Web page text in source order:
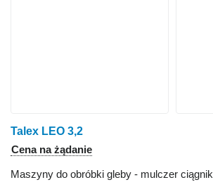
Talex LEO 3,2
Cena na żądanie
Maszyny do obróbki gleby - mulczer ciągnik